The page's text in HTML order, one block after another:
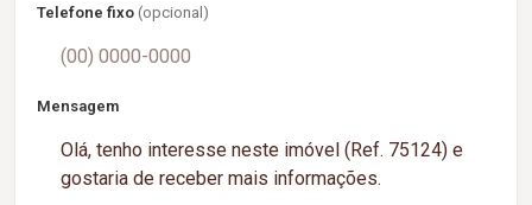
Telefone fixo (opcional)
Mensagem